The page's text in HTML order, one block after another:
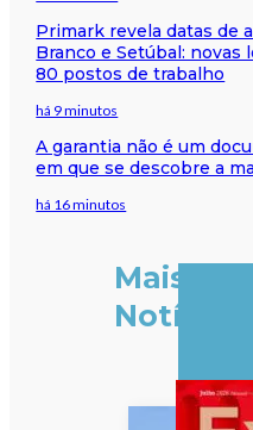
Primark revela datas de
Branco e Setúbal: novas
80 postos de trabalho
há 9 minutos
A garantia não é um
em que se descobre a
há 16 minutos
Mais
Notícias